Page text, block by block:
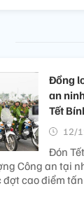
Đồng
an
Tết
12/
Đón
Công an tại
cao điểm